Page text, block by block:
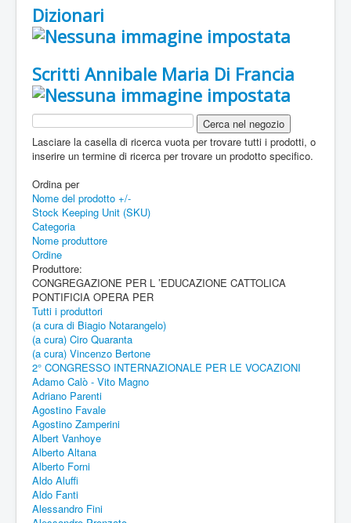
Dizionari
Scritti Annibale Maria Di Francia
Lasciare la casella di ricerca vuota per trovare tutti i prodotti, o
inserire un termine di ricerca per trovare un prodotto specifico.
Ordina per
Nome del prodotto +/-
Stock Keeping Unit (SKU)
Categoria
Nome produttore
Ordine
Produttore:
CONGREGAZIONE PER L ’EDUCAZIONE CATTOLICA
PONTIFICIA OPERA PER
Tutti i produttori
(a cura di Biagio Notarangelo)
(a cura) Ciro Quaranta
(a cura) Vincenzo Bertone
2° CONGRESSO INTERNAZIONALE PER LE VOCAZIONI
Adamo Calò - Vito Magno
Adriano Parenti
Agostino Favale
Agostino Zamperini
Albert Vanhoye
Alberto Altana
Alberto Forni
Aldo Aluffi
Aldo Fanti
Alessandro Fini